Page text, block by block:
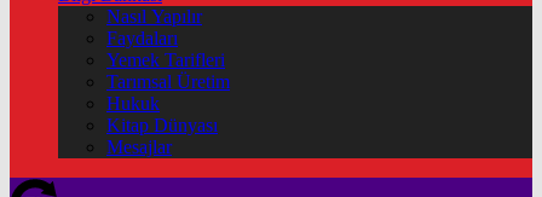
Nasıl Yapılır
Faydaları
Yemek Tarifleri
Tarımsal Üretim
Hukuk
Kitap Dünyası
Mesajlar